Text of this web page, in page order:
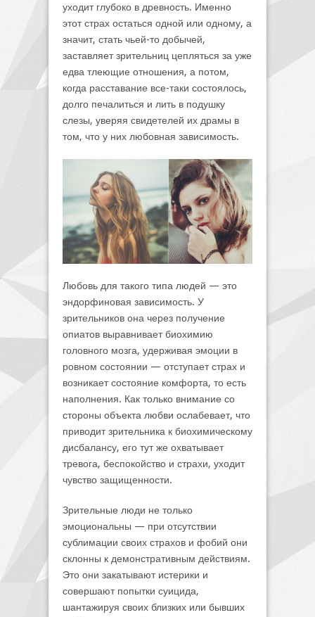
уходит глубоко в древность. Именно
этот страх остаться одной или одному, а
значит, стать чьей-то добычей,
заставляет зрительниц цепляться за уже
едва тлеющие отношения, а потом,
когда расставание все-таки состоялось,
долго печалиться и лить в подушку
слезы, уверяя свидетелей их драмы в
том, что у них любовная зависимость.
Любовь для такого типа людей — это
эндорфиновая зависимость. У
зрительников она через получение
опиатов выравнивает биохимию
головного мозга, удерживая эмоции в
ровном состоянии — отступает страх и
возникает состояние комфорта, то есть
наполнения. Как только внимание со
стороны объекта любви ослабевает, что
приводит зрительника к биохимическому
дисбалансу, его тут же охватывает
тревога, беспокойство и страхи, уходит
чувство защищенности.
Зрительные люди не только
эмоциональны — при отсутствии
сублимации своих страхов и фобий они
склонны к демонстративным действиям.
Это они закатывают истерики и
совершают попытки суицида,
шантажируя своих близких или бывших